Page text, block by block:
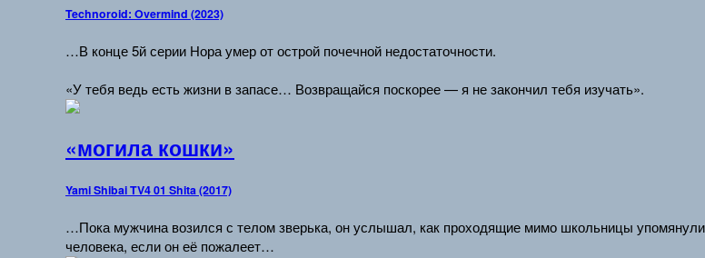
Technoroid: Overmind (2023)
…В конце 5й серии Нора умер от острой почечной недостаточности.
«У тебя ведь есть жизни в запасе… Возвращайся поскорее — я не закончил тебя изучать».
«могила кошки»
Yami Shibai TV4 01 Shita (2017)
…Пока мужчина возился с телом зверька, он услышал, как проходящие мимо школьницы
человека, если он её пожалеет…